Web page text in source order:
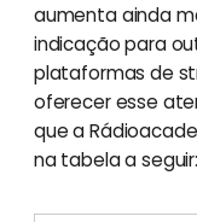
aumenta ainda
indicação para
plataformas de
oferecer esse
que a
na tabela a seguir: